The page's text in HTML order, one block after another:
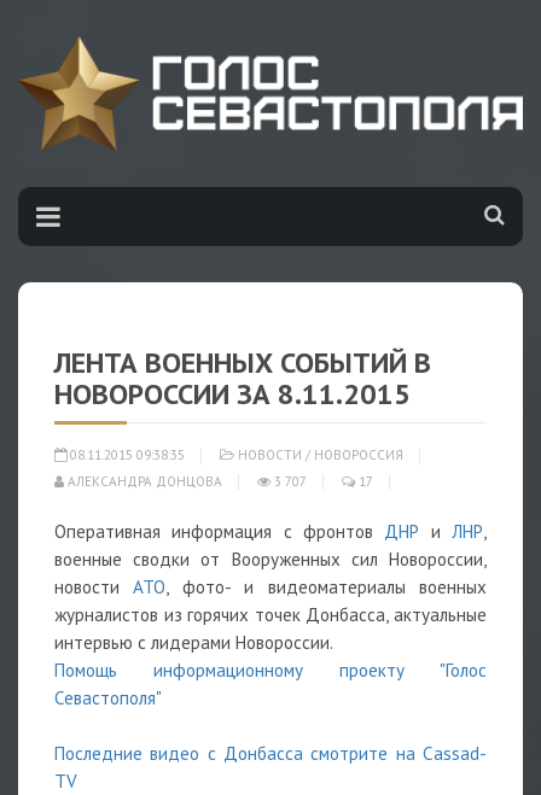
ЛЕНТА ВОЕННЫХ СОБЫТИЙ В
НОВОРОССИИ ЗА 8.11.2015
08.11.2015 09:38:35 НОВОСТИ / НОВОРОССИЯ
АЛЕКСАНДРА ДОНЦОВА
3 707 17
Оперативная информация с фронтов ДНР иЛНР,
военные сводки от Вооруженных сил Новороссии,
новостиАТО, фото- и видеоматериалы военных
журналистов из горячих точек Донбасса, актуальные
интервью с лидерами Новороссии.
Помощь информационному проекту "Голос
Севастополя"
Последние видео с Донбасса смотрите на Cassad-
TV